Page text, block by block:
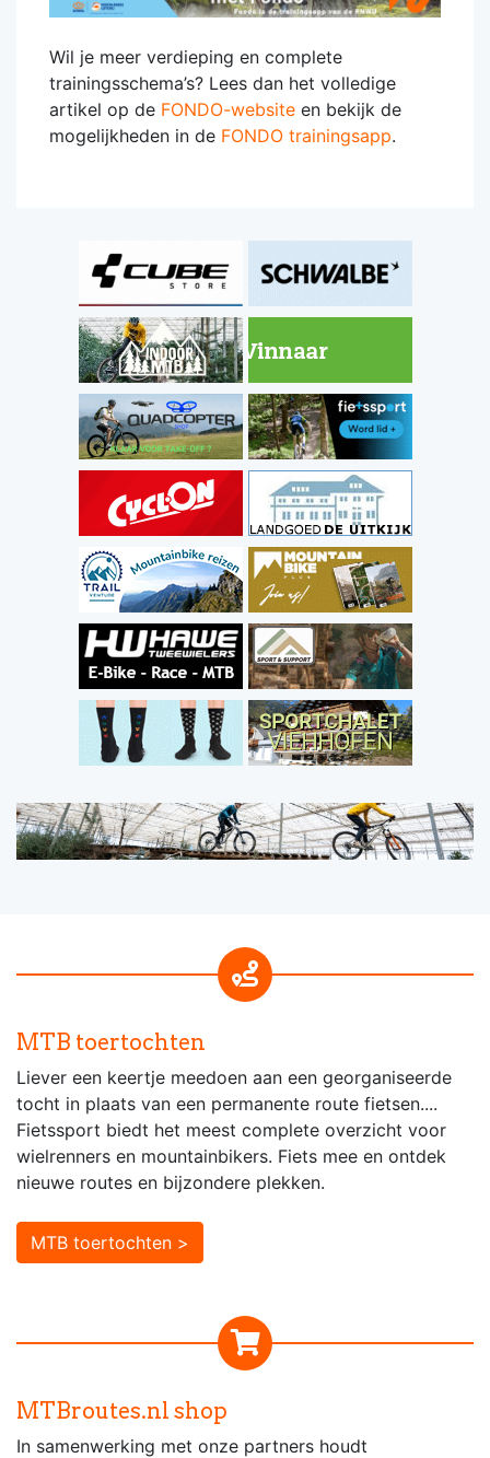
Wil je meer verdieping en complete
trainingsschema’s? Lees dan het volledige
artikel op de FONDO-website en bekijk de
mogelijkheden in de FONDO trainingsapp.
MTB toertochten
Liever een keertje meedoen aan een georganiseerde
tocht in plaats van een permanente route fietsen....
Fietssport biedt het meest complete overzicht voor
wielrenners en mountainbikers. Fiets mee en ontdek
nieuwe routes en bijzondere plekken.
MTB toertochten >
MTBroutes.nl shop
In samenwerking met onze partners houdt